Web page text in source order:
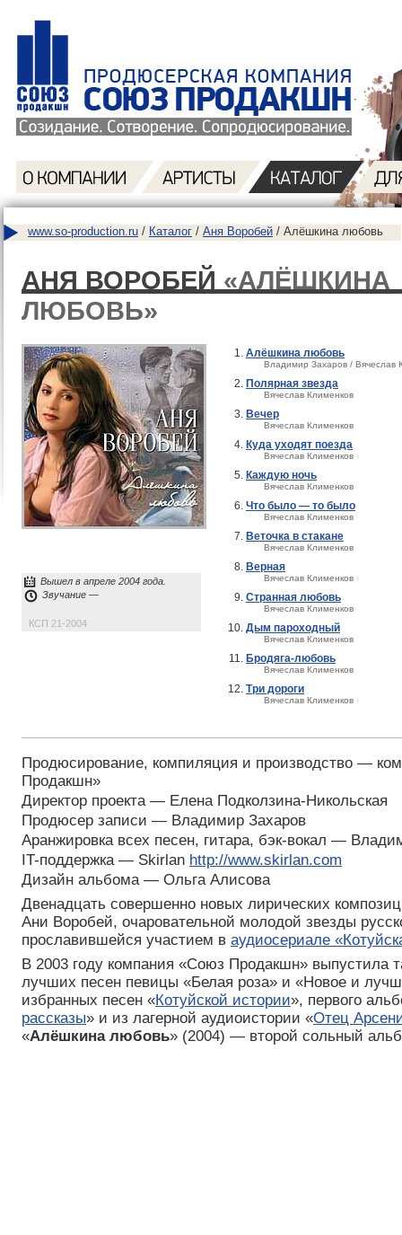
www.so-production.ru / Каталог / Аня Воробей / Алёшкина любовь
АНЯ ВОРОБЕЙ «АЛЁШКИНА
ЛЮБОВЬ»
Вышел в апреле 2004 года.
Звучание —
КСП 21-2004
Алёшкина любовь
Владимир Захаров / Вячеслав
Полярная звезда
Вячеслав Клименков
Вечер
Вячеслав Клименков
Куда уходят поезда
Вячеслав Клименков
Каждую ночь
Вячеслав Клименков
Что было — то было
Вячеслав Клименков
Веточка в стакане
Вячеслав Клименков
Верная
Вячеслав Клименков
Странная любовь
Вячеслав Клименков
Дым пароходный
Вячеслав Клименков
Бродяга-любовь
Вячеслав Клименков
Три дороги
Вячеслав Клименков
Продюсирование, компиляция и производство —
Продакшн»
Директор проекта — Елена Подколзина-Никольская
Продюсер записи — Владимир Захаров
Аранжировка всех песен, гитара, бэк-вокал —
IT-поддержка — Skirlan http://www.skirlan.com
Дизайн альбома — Ольга Алисова
Двенадцать совершенно новых лирических
Ани Воробей, очаровательной молодой звезды
прославившейся участием в аудиосериале
В 2003 году компания «Союз Продакшн» выпустила
лучших песен певицы «Белая роза» и «Новое и
избранных песен «Котуйской истории», первого
рассказы» и из лагерной аудиоистории «Отец
«Алёшкина любовь» (2004) — второй сольный